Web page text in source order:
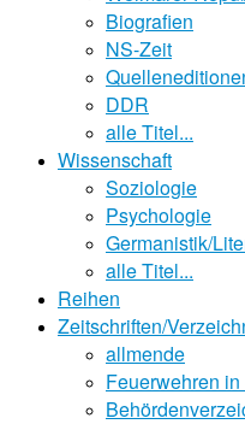
Biografien
NS-Zeit
DDR
alle Titel...
Wissenschaft
Soziologie
Psychologie
Germanistik/
alle Titel...
Reihen
Zeitschriften/
allmende
Feuerwehren